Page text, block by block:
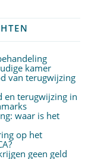
kamer
van terugwijzing
en terugwijzing in
waar is het
op het
geen geld